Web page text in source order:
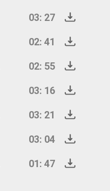
03: 27
02: 41
02: 55
03: 16
03: 21
03: 04
01: 47